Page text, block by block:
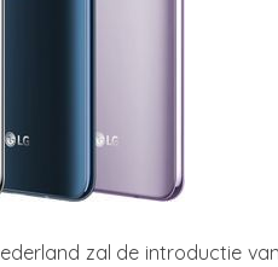
zal de introductie